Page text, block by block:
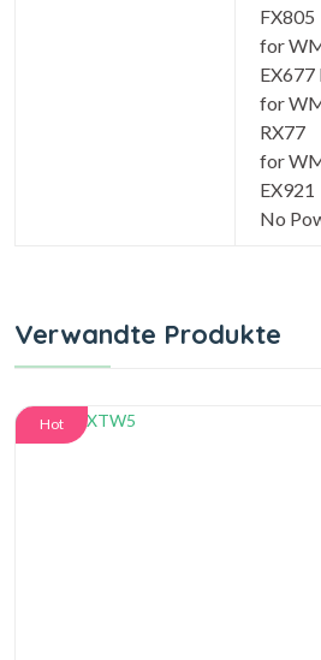
FX805
for
EX677
for
RX77
for
EX921
No
Verwandte Produkte
Hot